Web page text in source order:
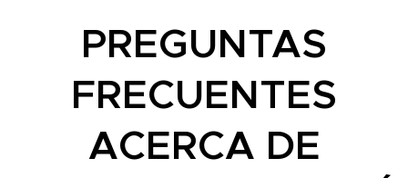
PREGUNTAS
FRECUENTES
ACERCA DE